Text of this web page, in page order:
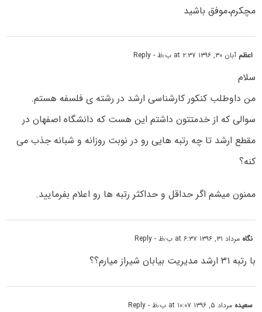
مچکرم،موفق باشید
اعظم آبان ۳۰, ۱۳۹۶ at ۲:۳۷ ب٫ظ - Reply
سلام
من داوطلب کنکور کارشناسی ارشد در رشته ی فلسفه هستم.
سوالی که از خدمتتون داشتم این هست که دانشگاه اصفهان در
مقطع ارشد تا چه رتبه هایی رو در نوبت روزانه و شبانه جذب می
کنه؟
ممنون میشم اگر حداقل و حداکثر رتبه ها رو اعلام بفرمایید.
نگاه مرداد ۳۱, ۱۳۹۶ at ۶:۳۷ ب٫ظ - Reply
با رتبه ۳۱ ارشد مدیریت بیابان شیراز میارم؟؟
سعیده مرداد ۵, ۱۳۹۶ at ۱۰:۰۷ ب٫ظ - Reply